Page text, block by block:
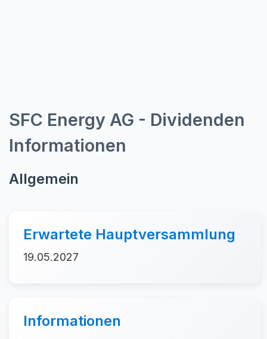
SFC Energy AG - Dividenden
Informationen
Allgemein
Erwartete Hauptversammlung
19.05.2027
Informationen